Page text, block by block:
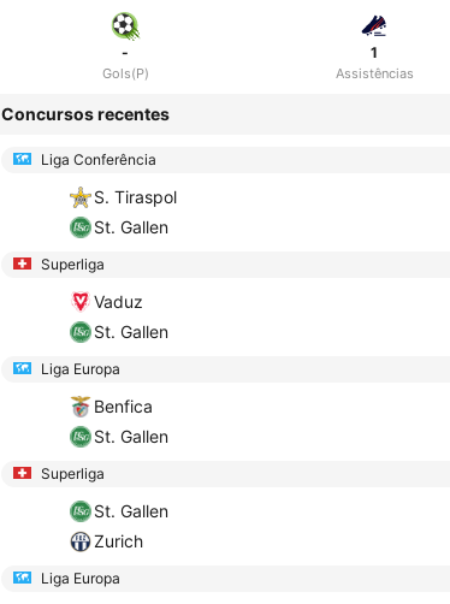
-
Gols(P)
1
Assistências
Concursos recentes
Liga Conferência
S. Tiraspol
St. Gallen
Superliga
Vaduz
St. Gallen
Liga Europa
Benfica
St. Gallen
Superliga
St. Gallen
Zurich
Liga Europa